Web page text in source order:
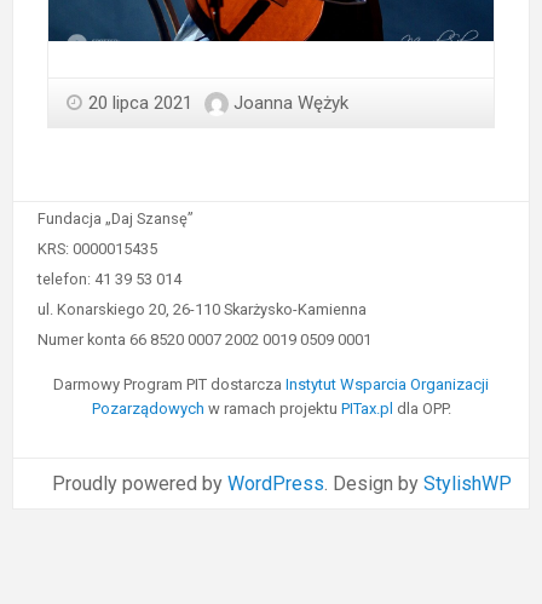
20 lipca 2021 Joanna Wężyk
Fundacja „Daj Szansę”
KRS: 0000015435
telefon: 41 39 53 014
ul. Konarskiego 20, 26-110 Skarżysko-Kamienna
Numer konta 66 8520 0007 2002 0019 0509 0001
Darmowy Program PIT dostarcza Instytut Wsparcia Organizacji
Pozarządowych w ramach projektu PITax.pl dla OPP.
Proudly powered by WordPress. Design by StylishWP